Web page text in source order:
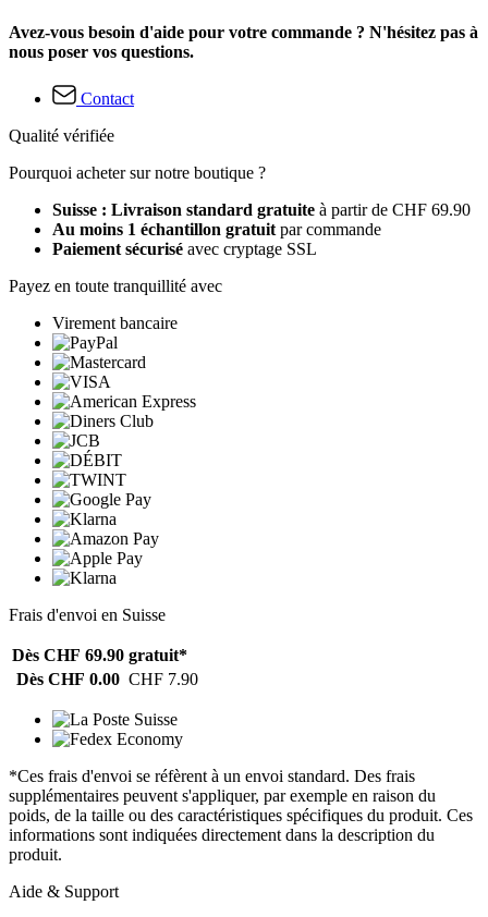
Avez-vous besoin d'aide pour votre commande ? N'hésitez pas à
nous poser vos questions.
Contact
Qualité vérifiée
Pourquoi acheter sur notre boutique ?
Suisse : Livraison standard gratuite à partir de CHF 69.90
Au moins 1 échantillon gratuit par commande
Paiement sécurisé avec cryptage SSL
Payez en toute tranquillité avec
Virement bancaire
Frais d'envoi en Suisse
Dès CHF 69.90 gratuit*
Dès CHF 0.00 CHF 7.90
*Ces frais d'envoi se réfèrent à un envoi standard. Des frais
supplémentaires peuvent s'appliquer, par exemple en raison du
poids, de la taille ou des caractéristiques spécifiques du produit. Ces
informations sont indiquées directement dans la description du
produit.
Aide & Support